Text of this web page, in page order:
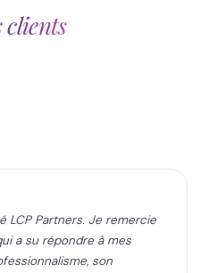
clients
LCP Partners. Je remercie
a su répondre à mes
son